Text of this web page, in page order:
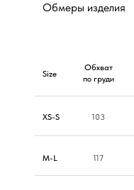
Обмеры изделия
Size
ХS-S
M-L
Обхват
по груди
103
117